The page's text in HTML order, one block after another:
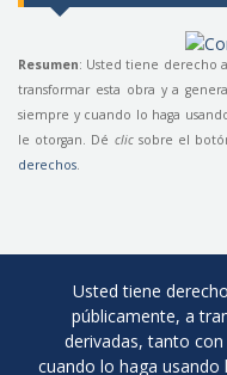
Resumen: Usted tiene derecho
transformar esta obra y a
siempre y cuando lo haga
le otorgan. Dé clicsobre el
derechos
Usted tiene
públicamente, a
derivadas, tanto
cuando lo haga usando